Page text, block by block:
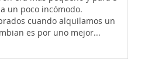
un poco incómodo.
cuando alquilamos un
es por uno mejor...